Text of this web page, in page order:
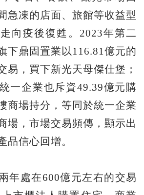
急凍的店面、旅館等收益型
向疫後復甦。2023年第二
下鼎固置業以116.81億元的
易，買下新光天母傑仕堡；
一企業也斥資49.39億元購
商場持分，等同於統一企業
場，市場交易頻傳，顯示出
品信心回增。
年處在600億元左右的交易